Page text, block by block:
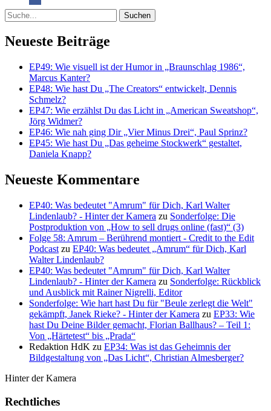
Suche
Neueste Beiträge
EP49: Wie visuell ist der Humor in „Braunschlag 1986“,
Marcus Kanter?
EP48: Wie hast Du „The Creators“ entwickelt, Dennis
Schmelz?
EP47: Wie erzählst Du das Licht in „American Sweatshop“,
Jörg Widmer?
EP46: Wie nah ging Dir „Vier Minus Drei“, Paul Sprinz?
EP45: Wie hast Du „Das geheime Stockwerk“ gestaltet,
Daniela Knapp?
Neueste Kommentare
EP40: Was bedeutet "Amrum" für Dich, Karl Walter
Lindenlaub? - Hinter der Kamera zu Sonderfolge: Die
Postproduktion von „How to sell drugs online (fast)“ (3)
Folge 58: Amrum – Berührend montiert - Credit to the Edit
Podcast zu EP40: Was bedeutet „Amrum“ für Dich, Karl
Walter Lindenlaub?
EP40: Was bedeutet "Amrum" für Dich, Karl Walter
Lindenlaub? - Hinter der Kamera zu Sonderfolge: Rückblick
und Ausblick mit Rainer Nigrelli, Editor
Sonderfolge: Wie hart hast Du für "Beule zerlegt die Welt"
gekämpft, Janek Rieke? - Hinter der Kamera zu EP33: Wie
hast Du Deine Bilder gemacht, Florian Ballhaus? – Teil 1:
Von „Härtetest“ bis „Prada“
Redaktion HdK zu EP34: Was ist das Geheimnis der
Bildgestaltung von „Das Licht“, Christian Almesberger?
Hinter der Kamera
Rechtliches